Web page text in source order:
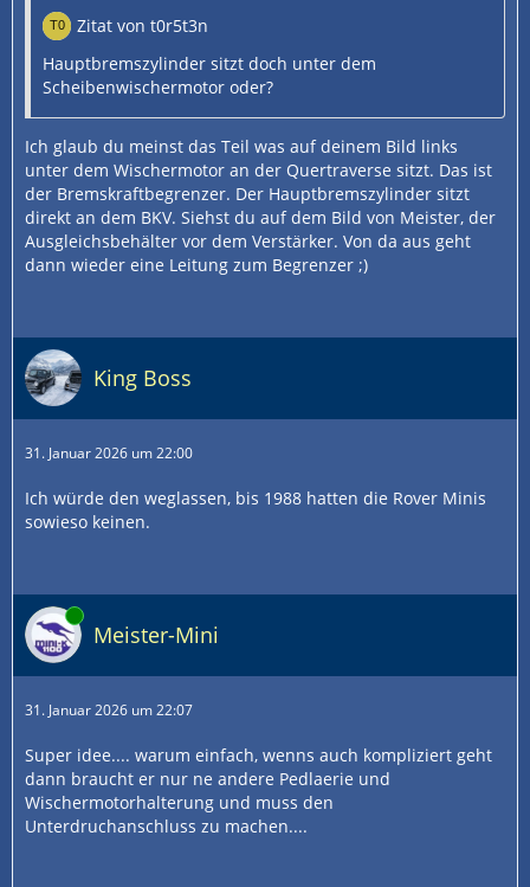
Zitat von t0r5t3n
Hauptbremszylinder sitzt doch unter dem
Scheibenwischermotor oder?
Ich glaub du meinst das Teil was auf deinem Bild links
unter dem Wischermotor an der Quertraverse sitzt. Das ist
der Bremskraftbegrenzer. Der Hauptbremszylinder sitzt
direkt an dem BKV. Siehst du auf dem Bild von Meister, der
Ausgleichsbehälter vor dem Verstärker. Von da aus geht
dann wieder eine Leitung zum Begrenzer ;)
King Boss
31. Januar 2026 um 22:00
Ich würde den weglassen, bis 1988 hatten die Rover Minis
sowieso keinen.
Online
Meister-Mini
31. Januar 2026 um 22:07
Super idee.... warum einfach, wenns auch kompliziert geht
dann braucht er nur ne andere Pedlaerie und
Wischermotorhalterung und muss den
Unterdruchanschluss zu machen....